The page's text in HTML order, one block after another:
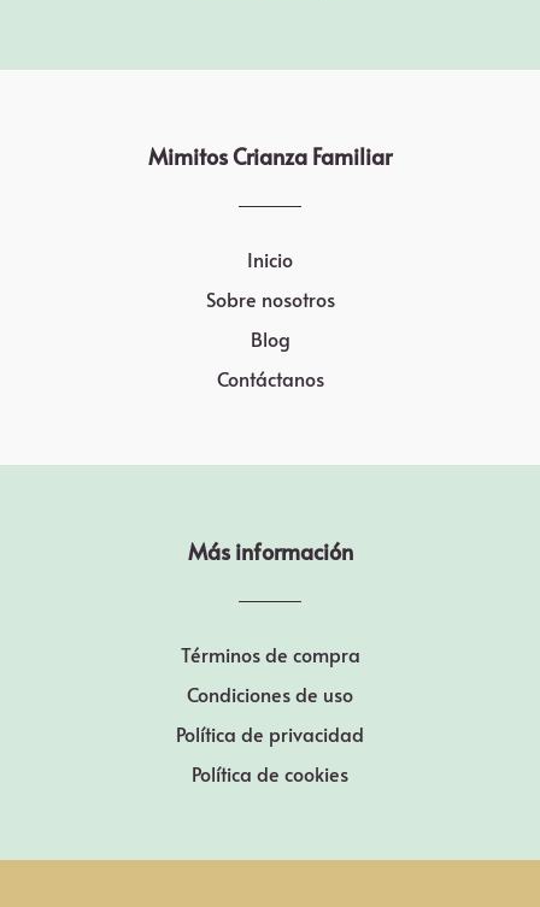
Mimitos Crianza Familiar
Inicio
Sobre nosotros
Blog
Contáctanos
Más información
Términos de compra
Condiciones de uso
Política de privacidad
Política de cookies